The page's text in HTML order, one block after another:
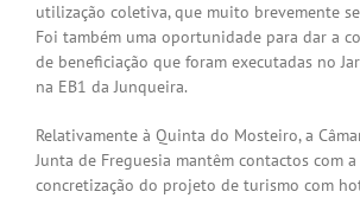
utilização coletiva, que muito brevemente
Foi também uma oportunidade para dar a
de beneficiação que foram executadas no
na EB1 da Junqueira.
Relativamente à Quinta do Mosteiro, a
Junta de Freguesia mantêm contactos com a
concretização do projeto de turismo com